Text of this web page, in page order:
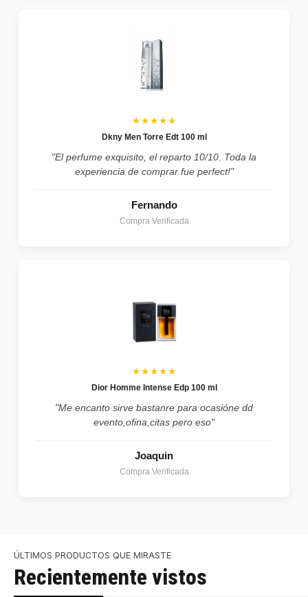
★★★★★
Dkny Men Torre Edt 100 ml
"El perfume exquisito, el reparto 10/10. Toda la
experiencia de comprar fue perfect!"
Fernando
Compra Verificada
★★★★★
Dior Homme Intense Edp 100 ml
"Me encanto sirve bastanre para ocasióne dd
evento,ofina,citas pero eso"
Joaquin
Compra Verificada
ÚLTIMOS PRODUCTOS QUE MIRASTE
Recientemente vistos